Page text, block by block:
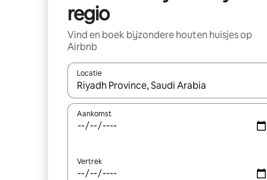
regio
Vind en boek bijzondere houten huisjes op
Airbnb
Locatie
Wanneer er resultaten beschikbaar zijn, maak
Aankomst
Vertrek